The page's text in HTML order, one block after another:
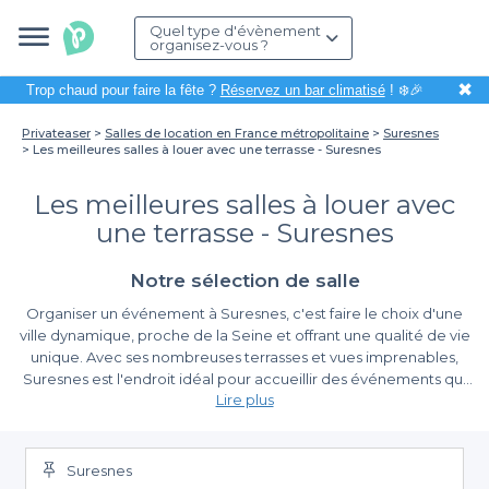
Quel type d'évènement
organisez-vous ?
Trop chaud pour faire la fête ? Réservez un bar climatisé! ❄️🎉 ✖
Privateaser Salles de location en France métropolitaine
Suresnes
Les meilleures salles à louer avec une terrasse - Suresnes
Les meilleures salles à louer avec
une terrasse - Suresnes
Notre sélection de salle
Organiser un événement à Suresnes, c'est faire le choix d'une
ville dynamique, proche de la Seine et offrant une qualité de vie
unique. Avec ses nombreuses terrasses et vues imprenables,
Suresnes est l'endroit idéal pour accueillir des événements qui
laissent une empreinte mémorable. Que ce soit pour un
avec terrasse saura ravir vos invités et vous permettra de profiter
Pourquoi choisir Privateaser pour votre location de
Lire plus
Suresnes